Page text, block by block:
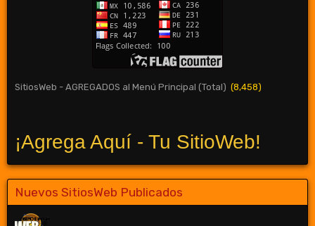
SitiosWeb - AGREGADOS al Menú Principal (Total) (8,458)
¡Agrega Aquí - Tu SitioWeb!
Nuevos SitiosWeb Publicados